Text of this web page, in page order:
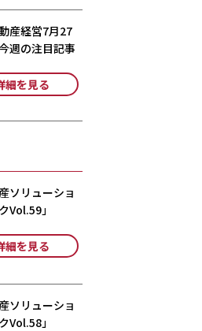
産経営7月27
週の注目記事
細を見る
ソリューショ
Vol.59」
細を見る
ソリューショ
Vol.58」